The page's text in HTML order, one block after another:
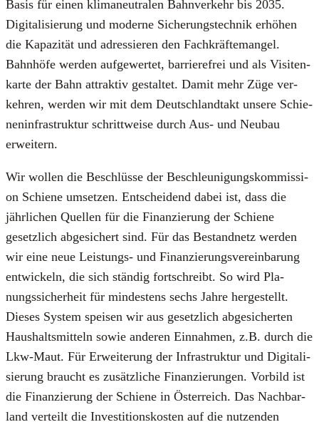
Basis für einen kli­ma­neu­tra­len Bahn­ver­kehr bis 2035.
Digi­ta­li­sie­rung und moder­ne Siche­rungs­tech­nik erhö­hen
die Kapa­zi­tät und adres­sie­ren den Fach­kräf­te­man­gel.
Bahn­hö­fe wer­den auf­ge­wer­tet, bar­rie­re­frei und als Visi­ten­
kar­te der Bahn attrak­tiv gestal­tet. Damit mehr Züge ver­
keh­ren, wer­den wir mit dem Deutsch­land­takt unse­re Schie­
nen­in­fra­struk­tur schritt­wei­se durch Aus- und Neu­bau
erwei­tern.
Wir wol­len die Beschlüs­se der Beschleu­ni­gungs­kom­mis­si­
on Schie­ne umset­zen. Ent­schei­dend dabei ist, dass die
jähr­li­chen Quel­len für die Finan­zie­rung der Schie­ne
gesetz­lich abge­si­chert sind. Für das Bestand­netz wer­den
wir eine neue Leis­tungs- und Finan­zie­rungs­ver­ein­ba­rung
ent­wi­ckeln, die sich stän­dig fort­schreibt. So wird Pla­
nungs­si­cher­heit für min­des­tens sechs Jah­re her­ge­stellt.
Die­ses Sys­tem spei­sen wir aus gesetz­lich abge­si­cher­ten
Haus­halts­mit­teln sowie ande­ren Ein­nah­men, z.B. durch die
Lkw-Maut. Für Erwei­te­rung der Infra­struk­tur und Digi­ta­li­
sie­rung braucht es zusätz­li­che Finan­zie­run­gen. Vor­bild ist
die Finan­zie­rung der Schie­ne in Öster­reich. Das Nach­bar­
land ver­teilt die Inves­ti­ti­ons­kos­ten auf die nut­zen­den